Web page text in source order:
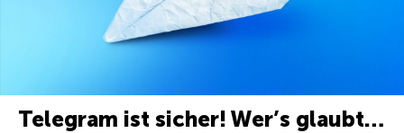
Telegram ist sicher! Wer’s glaubt…